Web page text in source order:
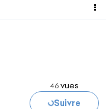
46vues
Chargement...Suivre